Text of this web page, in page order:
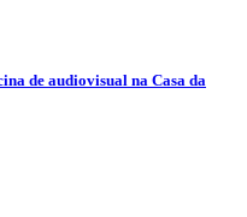
de audiovisual na Casa da